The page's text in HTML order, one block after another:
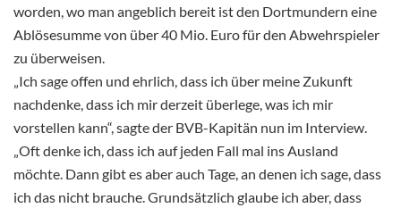
worden, wo man angeblich bereit ist den Dortmundern eine
Ablösesumme von über 40 Mio. Euro für den Abwehrspieler
zu überweisen.
„Ich sage offen und ehrlich, dass ich über meine Zukunft
nachdenke, dass ich mir derzeit überlege, was ich mir
vorstellen kann“, sagte der BVB-Kapitän nun im Interview.
„Oft denke ich, dass ich auf jeden Fall mal ins Ausland
möchte. Dann gibt es aber auch Tage, an denen ich sage, dass
ich das nicht brauche. Grundsätzlich glaube ich aber, dass